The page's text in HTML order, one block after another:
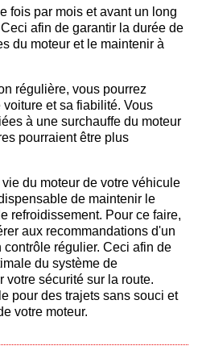
fois par mois et avant un long
afin de garantir la durée de
du moteur et le maintenir à
régulière, vous pourrez
et sa fiabilité. Vous
à une surchauffe du moteur
pourraient être plus
du moteur de votre véhicule
de maintenir le
refroidissement. Pour ce faire,
aux recommandations d'un
régulier. Ceci afin de
du système de
votre sécurité sur la route.
pour des trajets sans souci et
votre moteur.